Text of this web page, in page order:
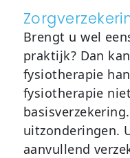
Brengt u wel
praktijk? Dan
fysiotherapie
fysiotherapie
uitzonderingen.
aanvullend